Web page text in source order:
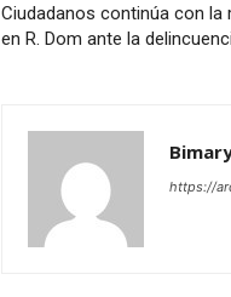
Ciudadanos continúa con la
en R. Dom ante la
https://